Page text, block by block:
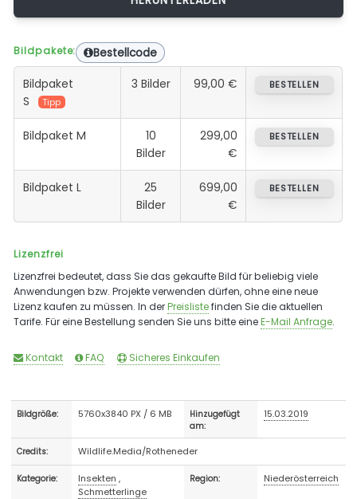
Bildpakete: Bestellcode
Bildpaket
S
Tipp
3 Bilder 99,00 € BESTELLEN
Bildpaket M
10
Bilder
299,00
€
BESTELLEN
Bildpaket L
25
Bilder
699,00
€
BESTELLEN
Lizenzfrei
Lizenzfrei bedeutet, dass Sie das gekaufte Bild für beliebig viele
Anwendungen bzw. Projekte verwenden dürfen, ohne eine neue
Lizenz kaufen zu müssen. In derPreislistefinden Sie die aktuellen
Tarife. Für eine Bestellung senden Sie uns bitte eineE-Mail Anfrage.
Kontakt FAQ Sicheres Einkaufen
Bildgröße: 5760x3840 PX / 6 MB
Hinzugefügt
am:
15.03.2019
Credits: Wildlife.Media/Rotheneder
Kategorie: Insekten ,
Schmetterlinge
Region: Niederösterreich